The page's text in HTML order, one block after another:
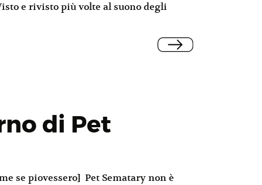
e rivisto più volte al suono degli
di Pet
se piovessero] Pet Sematary non è